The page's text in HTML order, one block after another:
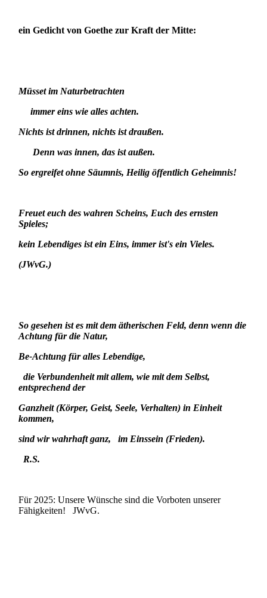
ein Gedicht von Goethe zur Kraft der Mitte:
Müsset im Naturbetrachten
immer eins wie alles achten.
Nichts ist drinnen, nichts ist draußen.
Denn was innen, das ist außen.
So ergreifet ohne Säumnis, Heilig öffentlich Geheimnis!
Freuet euch des wahren Scheins, Euch des ernsten
Spieles;
kein Lebendiges ist ein Eins, immer ist's ein Vieles.
(JWvG.)
So gesehen ist es mit dem ätherischen Feld, denn wenn die
Achtung für die Natur,
Be-Achtung für alles Lebendige,
die Verbundenheit mit allem, wie mit dem Selbst,
entsprechend der
Ganzheit (Körper, Geist, Seele, Verhalten) in Einheit
kommen,
sind wir wahrhaft ganz, im Einssein (Frieden).
R.S.
Für 2025: Unsere Wünsche sind die Vorboten unserer
Fähigkeiten! JWvG.